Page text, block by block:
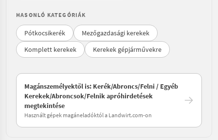
HASONLÓ KATEGÓRIÁK
Pótkocsikerék
Mezőgazdasági kerekek
Komplett kerekek
Kerekek gépjárművekre
Magánszemélyektől is: Kerék/Abroncs/Felni / Egyéb
Kerekek/Abroncsok/Felnik apróhirdetések
megtekintése
Használt gépek magáneladóktól a Landwirt.com-on